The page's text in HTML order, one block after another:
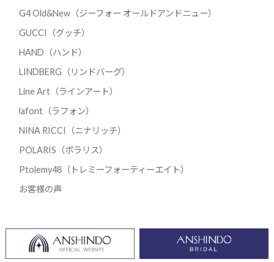
G4 Old&New（ジーフォー オールドアンドニュー）
GUCCI（グッチ）
HAND（ハンド）
LINDBERG（リンドバーグ）
Line Art（ラインアート）
lafont（ラフォン）
NINA RICCI（ニナリッチ）
POLARIS（ポラリス）
Ptolemy48（トレミーフォーティーエイト）
お客様の声